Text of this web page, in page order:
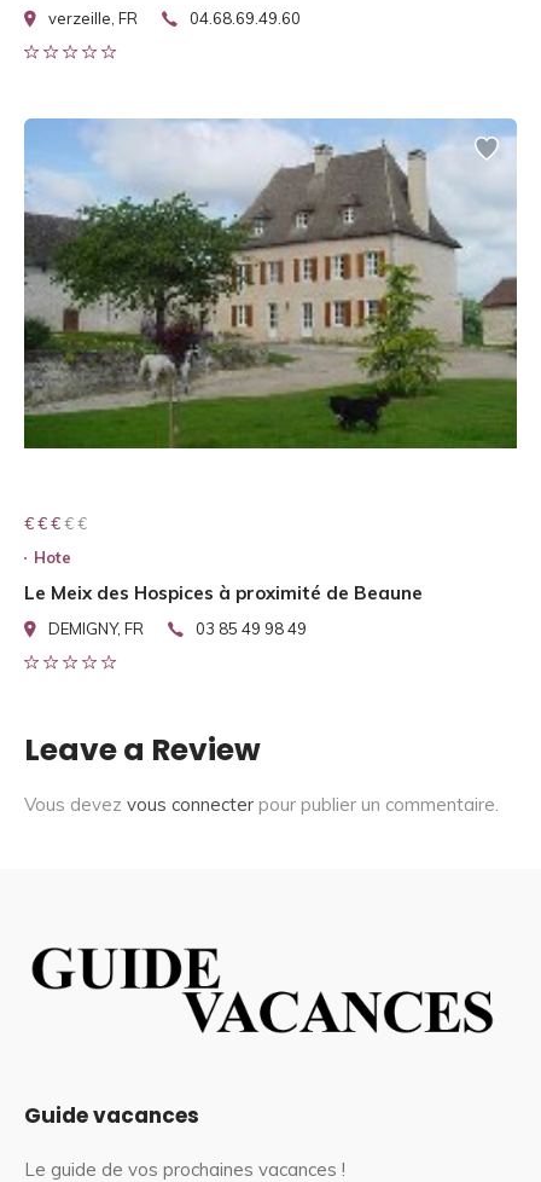
verzeille, FR 04.68.69.49.60
€ € € € €
€ € €
Hote
Le Meix des Hospices à proximité de Beaune
DEMIGNY, FR 03 85 49 98 49
Leave a Review
Vous devez vous connecter pour publier un commentaire.
Guide vacances
Le guide de vos prochaines vacances !